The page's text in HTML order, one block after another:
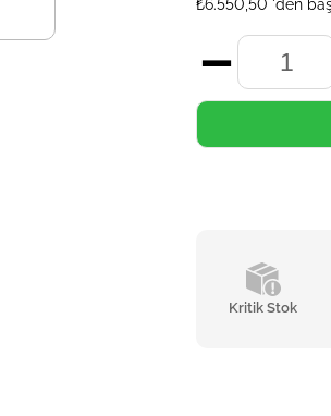
₺6.550,50 'den
Kritik Stok